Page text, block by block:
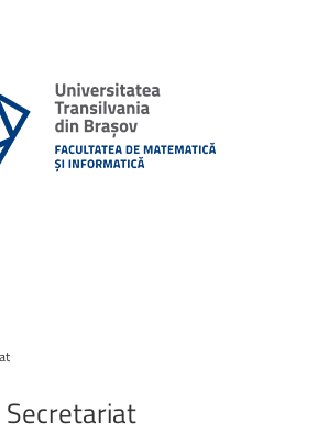
Secretariat